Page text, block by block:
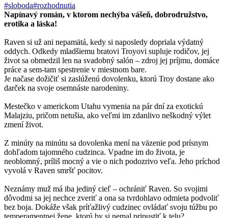
#sloboda#rozhodnutia
Napínavý román, v ktorom nechýba vášeň, dobrodružstvo,
erotika a láska!
Raven si už ani nepamätá, kedy si naposledy dopriala výdatný
oddych. Odkedy mladšiemu bratovi Troyovi supluje rodičov, jej
život sa obmedzil len na svadobný salón – zdroj jej príjmu, domáce
práce a sem-tam spestrenie v miestnom bare.
Je načase dožičiť si zaslúženú dovolenku, ktorú Troy dostane ako
darček na svoje osemnáste narodeniny.
Mestečko v americkom Utahu vymenia na pár dní za exotickú
Malajziu, pričom netušia, ako veľmi im zdanlivo neškodný výlet
zmení život.
Z minúty na minútu sa dovolenka mení na väzenie pod prísnym
dohľadom tajomného cudzinca. Vpadne im do života, je
neoblomný, príliš mocný a vie o nich podozrivo veľa. Jeho príchod
vyvolá v Raven smršť pocitov.
Neznámy muž má iba jediný cieľ – ochrániť Raven. So svojimi
dôvodmi sa jej nechce zveriť a ona sa tvrdohlavo odmieta podvoliť
bez boja. Dokáže však príťažlivý cudzinec ovládať svoju túžbu po
temperamentnej žene, ktorú by si nemal pripustiť k telu?